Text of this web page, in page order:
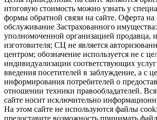
итоговую стоимость можно узнать у
формы обратной связи на сайте. Оферта на
обслуживание Застрахованного
уполномоченной организацией продавца,
изготовителя; СЦ не является
центром; обозначение используется не с
индивидуализации соответствующих
введения посетителей в заблуждение, а с
информирования потребителей о
отношении техники правообладателей.
сайте носит исключительно
На этом сайте не используются файлы
предоставите возможность принимать